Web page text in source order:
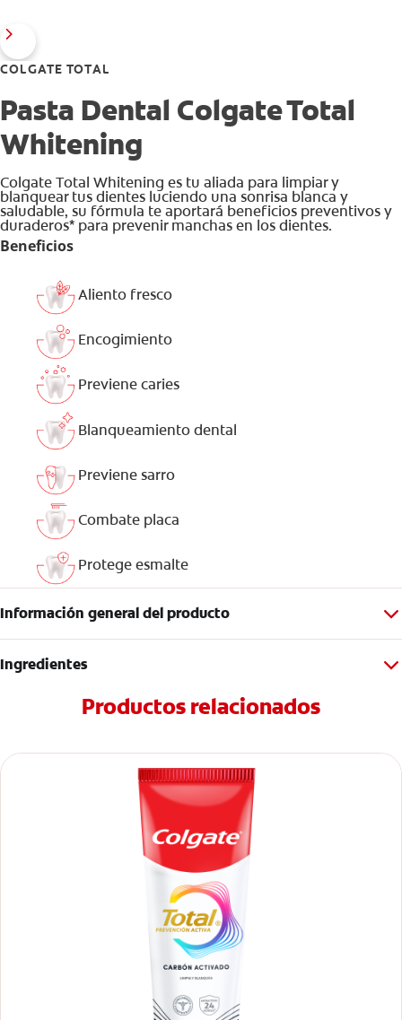
COLGATE TOTAL
Pasta Dental Colgate Total
Whitening
Colgate Total Whitening es tu aliada para limpiar y
blanquear tus dientes luciendo una sonrisa blanca y
saludable, su fórmula te aportará beneficios preventivos y
duraderos* para prevenir manchas en los dientes.
Beneficios
Aliento fresco
Encogimiento
Previene caries
Blanqueamiento dental
Previene sarro
Combate placa
Protege esmalte
Información general del producto
Ingredientes
Productos relacionados